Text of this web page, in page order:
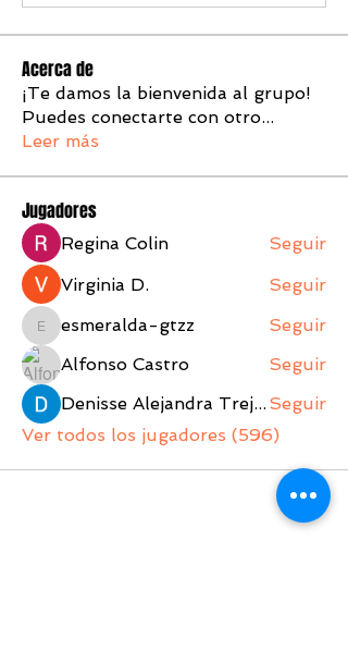
Acerca de
¡Te damos la bienvenida al grupo!
Puedes conectarte con otro...
Leer más
Jugadores
Regina Colin
Seguir
Virginia D.
Seguir
esmeralda-gtzz
esmeralda-gtzz
Seguir
Alfonso Castro
Seguir
Denisse Alejandra Trejo Lopez Seguir
Ver todos los jugadores (596)